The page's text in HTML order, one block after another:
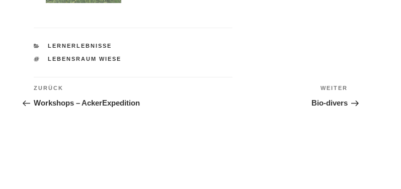
KATEGORIEN
LERNERLEBNISSE
SCHLAGWÖRTER
LEBENSRAUM WIESE
Beitragsnavigation
Vorheriger
Beitrag
ZURÜCK
Workshops – AckerExpedition
Beitrag
WEITER
Bio-divers